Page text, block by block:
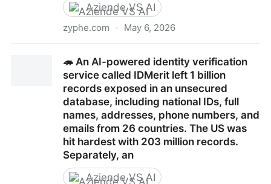
Aziende VS AI
zyphe.com · May 6, 2026
26 Countries🦔 An AI-powered identity verification
service called IDMerit left 1 billion
records exposed in an unsecured
database, including national IDs, full
names, addresses, phone numbers, and
emails from 26 countries. The US was
hit hardest with 203 million records.
Separately, an
Aziende VS AI